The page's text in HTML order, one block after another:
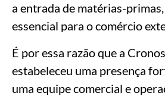
a entrada de matérias-
essencial para o comércio
É por essa razão que a
estabeleceu uma presença
uma equipe comercial e